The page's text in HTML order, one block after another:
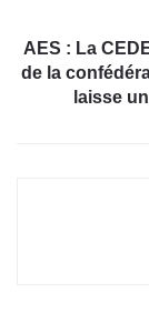
AES : La
de la
laisse